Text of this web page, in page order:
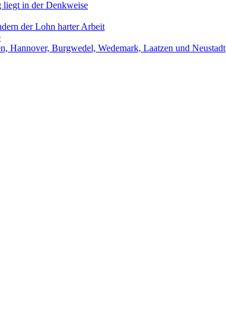
liegt in der Denkweise
der Lohn harter Arbeit
Hannover, Burgwedel, Wedemark, Laatzen und Neustadt